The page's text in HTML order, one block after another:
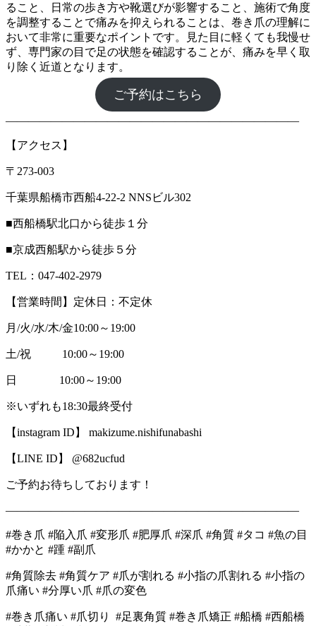
ること、日常の歩き方や靴選びが影響すること、施術で角度
を調整することで痛みを抑えられることは、巻き爪の理解に
おいて非常に重要なポイントです。見た目に軽くても我慢せ
ず、専門家の目で足の状態を確認することが、痛みを早く取
り除く近道となります。
ご予約はこちら
――――――――――――――――――――――――――
【アクセス】
〒273-003
千葉県船橋市西船4-22-2 NNSビル302
■西船橋駅北口から徒歩１分
■京成西船駅から徒歩５分
TEL：047-402-2979
【営業時間】定休日：不定休
月/火/水/木/金10:00～19:00
土/祝 10:00～19:00
日 10:00～19:00
※いずれも18:30最終受付
【instagram ID】 makizume.nishifunabashi
【LINE ID】 @682ucfud
ご予約お待ちしております！
――――――――――――――――――――――――――
#巻き爪 #陥入爪 #変形爪 #肥厚爪 #深爪 #角質 #タコ #魚の目
#かかと #踵 #副爪
#角質除去 #角質ケア #爪が割れる #小指の爪割れる #小指の
爪痛い #分厚い爪 #爪の変色
#巻き爪痛い #爪切り #足裏角質 #巻き爪矯正 #船橋 #西船橋